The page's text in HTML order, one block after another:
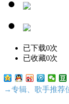
已下载0次
已收藏0次
→专辑、歌手推